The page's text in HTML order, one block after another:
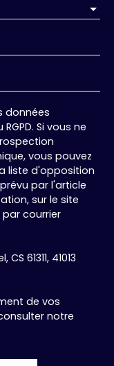
du Parc de
BAULE
données
Si vous ne
vous pouvez
liste d'opposition
par l'article
sur le site
courrier
61311, 41013
de vos
notre